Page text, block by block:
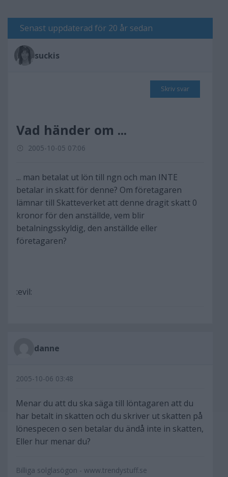
Senast uppdaterad för 20 år sedan
suckis
Skriv svar
Vad händer om ...
2005-10-05 07:06
... man betalat ut lön till ngn och man INTE
betalar in skatt för denne? Om företagaren
lämnar till Skatteverket att denne dragit skatt 0
kronor för den anställde, vem blir
betalningsskyldig, den anställde eller
företagaren?
:evil:
danne
2005-10-06 03:48
Menar du att du ska säga till löntagaren att du
har betalt in skatten och du skriver ut skatten på
lönespecen o sen betalar du ändå inte in skatten,
Eller hur menar du?
Billiga solglasögon - www.trendystuff.se